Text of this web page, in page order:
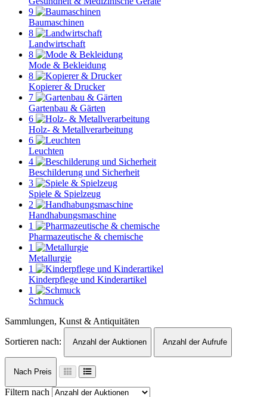
9
Baumaschinen
8
Landwirtschaft
8
Mode & Bekleidung
8
Kopierer & Drucker
7
Gartenbau & Gärten
6
Holz- & Metallverarbeitung
6
Leuchten
4
Beschilderung und Sicherheit
3
Spiele & Spielzeug
2
Handhabungsmaschine
1
Pharmazeutische & chemische
1
Metallurgie
1
Kinderpflege und Kinderartikel
1
Schmuck
Sammlungen, Kunst & Antiquitäten
Sortieren nach:
Anzahl der Auktionen Anzahl der Aufrufe
Nach Preis
Filtern nach